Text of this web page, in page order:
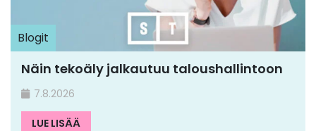
Blogit
Näin tekoäly jalkautuu taloushallintoon
7.8.2026
LUE LISÄÄ